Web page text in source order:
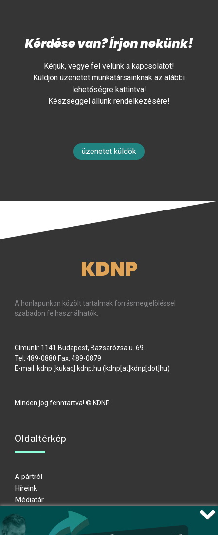
Kérdése van? Írjon nekünk!
Kérjük, vegye fel velünk a kapcsolatot!
Küldjön üzenetet munkatársainknak az alábbi
lehetőségre kattintva!
Készséggel állunk rendelkezésére!
üzenetet küldök
KDNP
A honlapunkon közölt tartalmak forrásmegjelöléssel
szabadon felhasználhatók.
Címünk: 1141 Budapest, Bazsarózsa u. 69.
Tel: 489-0880 Fax: 489-0879
E-mail: kdnp [kukac] kdnp.hu (kdnp[at]kdnp[dot]hu)
Minden jog fenntartva! © KDNP
Oldaltérkép
A pártról
Híreink
Médiatár
Adatkezelési nyilatkozat